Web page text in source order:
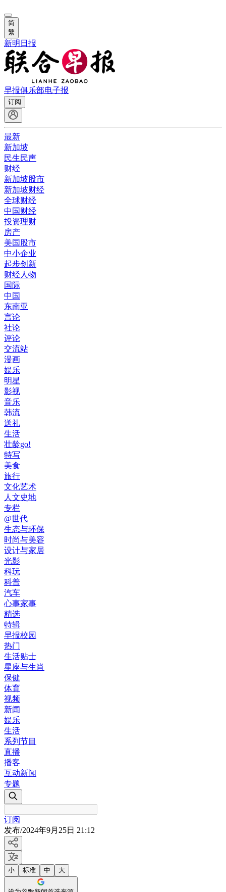
简
繁
新明日报
早报俱乐部电子报
订阅
最新
新加坡
民生民声
财经
新加坡股市
新加坡财经
全球财经
中国财经
投资理财
房产
美国股市
中小企业
起步创新
财经人物
国际
中国
东南亚
言论
社论
评论
交流站
漫画
娱乐
明星
影视
音乐
韩流
送礼
生活
壮龄go!
特写
美食
旅行
文化艺术
人文史地
专栏
@世代
生态与环保
时尚与美容
设计与家居
光影
科玩
科普
汽车
心事家事
精选
特辑
早报校园
热门
生活贴士
星座与生肖
保健
体育
视频
新闻
娱乐
生活
系列节目
直播
播客
互动新闻
专题
订阅
发布/2024年9月25日 21:12
小 标准 中 大